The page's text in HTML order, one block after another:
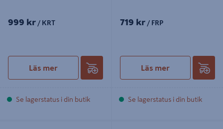
999 kr / KRT
Läs mer
Se lagerstatus i din butik
719 kr / FRP
Läs mer
Se lagerstatus i din butik